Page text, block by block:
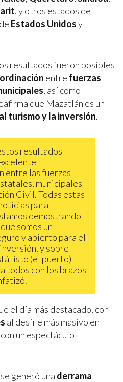
, y otros estados del
Estados Unidosy
resultados fueron posibles
entre fuerzas
, así como
que Mazatlán es un
turismo y la inversión.
resultados
entre las fuerzas
municipales
Civil. Todas estas
para
demostrando
somos un
y abierto para el
y sobre
listo (el puerto)
todos con los brazos
el día más destacado, con
al desfile más masivo en
un espectáculo
generó una derrama